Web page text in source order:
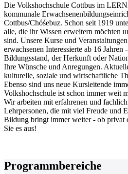
Die Volkshochschule Cottbus im
kommunale
Cottbus/Chóśebuz. Schon seit 1919
alle, die ihr Wissen erweitern möchten
sind. Unsere Kurse und
erwachsenen Interessierte ab 16
Bildungsstand, der Herkunft oder
Ihre Wünsche und Anregungen.
kulturelle, soziale und wirtschaftliche
Ebenso sind uns neue Kursleitende
Volkshochschule ist schon immer weit
Wir arbeiten mit erfahrenen und
Lehrpersonen, die mit viel Freude und
Bildung bringt immer weiter - ob privat
Sie es aus!
Programmbereiche